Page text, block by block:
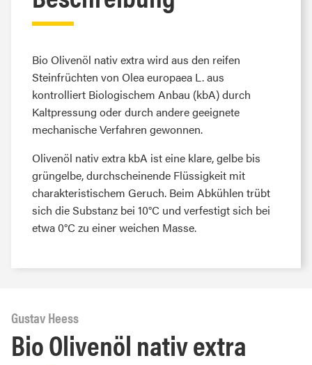
Bio Olivenöl nativ extra wird aus den reifen
Steinfrüchten von Olea europaea L. aus
kontrolliert Biologischem Anbau (kbA) durch
Kaltpressung oder durch andere geeignete
mechanische Verfahren gewonnen.
Olivenöl nativ extra kbA ist eine klare, gelbe bis
grüngelbe, durchscheinende Flüssigkeit mit
charakteristischem Geruch. Beim Abkühlen trübt
sich die Substanz bei 10°C und verfestigt sich bei
etwa 0°C zu einer weichen Masse.
Bio Olivenöl nativ extra
Gustav Heess